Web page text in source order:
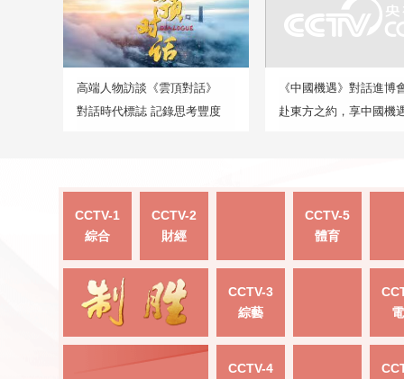
高端人物訪談《雲頂對話》
對話時代標誌 記錄思考豐度
《中國機遇》對話進博
赴東方之約，享中國機
CCTV-1
綜合
CCTV-2
財經
CCTV-5
體育
CCTV-3
綜藝
CCTV-4